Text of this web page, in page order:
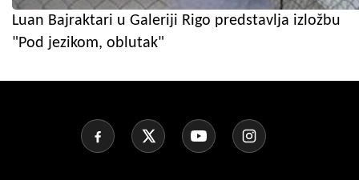
Luan Bajraktari u Galeriji Rigo predstavlja izložbu
"Pod jezikom, oblutak"